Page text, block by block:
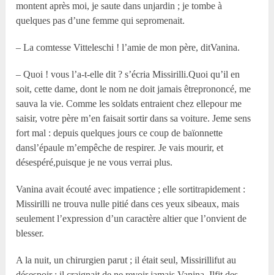
montent après moi, je saute dans unjardin ; je tombe à
quelques pas d’une femme qui sepromenait.
– La comtesse Vitteleschi ! l’amie de mon père, ditVanina.
– Quoi ! vous l’a-t-elle dit ? s’écria Missirilli.Quoi qu’il en
soit, cette dame, dont le nom ne doit jamais êtreprononcé, me
sauva la vie. Comme les soldats entraient chez ellepour me
saisir, votre père m’en faisait sortir dans sa voiture. Jeme sens
fort mal : depuis quelques jours ce coup de baïonnette
dansl’épaule m’empêche de respirer. Je vais mourir, et
désespéré,puisque je ne vous verrai plus.
Vanina avait écouté avec impatience ; elle sortitrapidement :
Missirilli ne trouva nulle pitié dans ces yeux sibeaux, mais
seulement l’expression d’un caractère altier que l’onvient de
blesser.
A la nuit, un chirurgien parut ; il était seul, Missirillifut au